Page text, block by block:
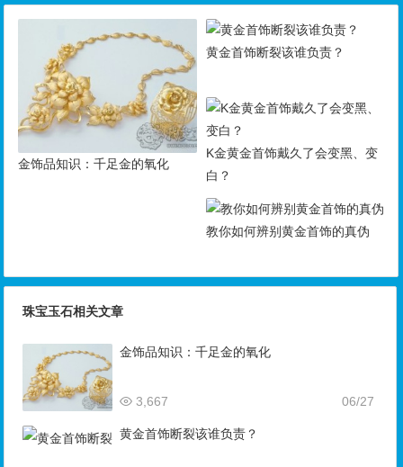
金饰品知识：千足金的氧化
黄金首饰断裂该谁负责？
K金黄金首饰戴久了会变黑、变
白？
教你如何辨别黄金首饰的真伪
珠宝玉石相关文章
金饰品知识：千足金的氧化
06/27
3,667
黄金首饰断裂该谁负责？